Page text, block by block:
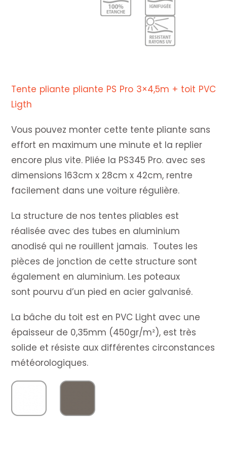
Tente pliante pliante PS Pro 3×4,5m + toit PVC
Ligth
Vous pouvez monter cette tente pliante sans
effort en maximum une minute et la replier
encore plus vite. Pliée la PS345 Pro. avec ses
dimensions 163cm x 28cm x 42cm, rentre
facilement dans une voiture régulière.
La structure de nos tentes pliables est
réalisée avec des tubes en aluminium
anodisé qui ne rouillent jamais. Toutes les
pièces de jonction de cette structure sont
également en aluminium. Les poteaux
sont pourvu d’un pied en acier galvanisé.
La bâche du toit est en PVC Light avec une
épaisseur de 0,35mm (450gr/m²), est très
solide et résiste aux différentes circonstances
météorologiques.